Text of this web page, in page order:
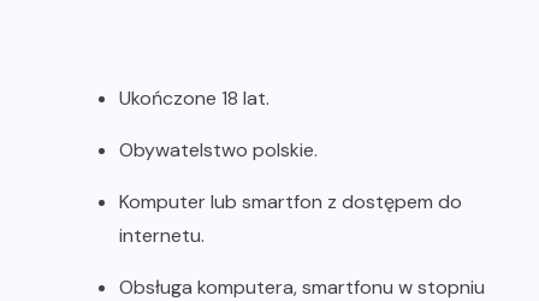
Ukończone 18 lat.
Obywatelstwo polskie.
Komputer lub smartfon z dostępem do
internetu.
Obsługa komputera, smartfonu w stopniu